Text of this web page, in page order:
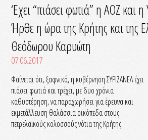
‘Εχει “πιάσει φωτιά” η ΑΟΖ και
Ήρθε η ώρα της Κρήτης και της
Θεόδωρου Καρυώτη
07.06.2017
Φαίνεται ότι, ξαφνικά, η κυβέρνηση ΣΥΡΙΖΑΝΕΛ έχει
πιάσει φωτιά και τρέχει, με δυο χρόνια
καθυστέρηση, να παραχωρήσει για έρευνα και
εκμετάλλευση θαλάσσια οικόπεδα στους
πετρελαϊκούς κολοσσούς νότια της Κρήτης.